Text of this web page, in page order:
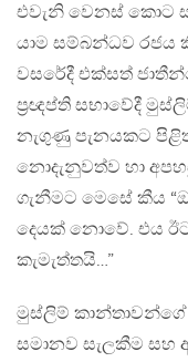
එවැනි වෙනස් කොට
යාම සම්බන්ධව රජය
වසරේදී එක්සත්
ප්‍රඥප්ති සභාවේදී
නැගුණු පැනයකට
නොදැනුවත්ව හා
ගැනීමට මෙසේ කීය
දෙයක් නොවේ. එය
කැමැත්තයි…”
මුස්ලිම්
සමානව සැලකීම සහ